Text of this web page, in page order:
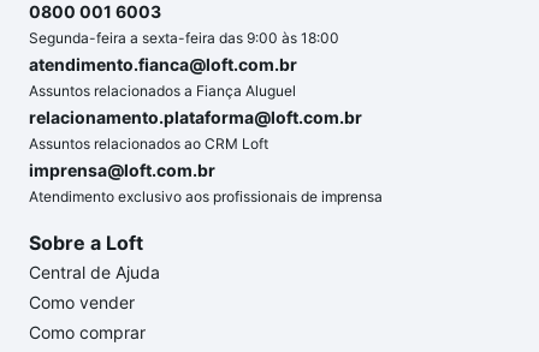
0800 001 6003
Segunda-feira a sexta-feira das 9:00 às 18:00
atendimento.fianca@loft.com.br
Assuntos relacionados a Fiança Aluguel
relacionamento.plataforma@loft.com.br
Assuntos relacionados ao CRM Loft
imprensa@loft.com.br
Atendimento exclusivo aos profissionais de imprensa
Sobre a Loft
Central de Ajuda
Como vender
Como comprar